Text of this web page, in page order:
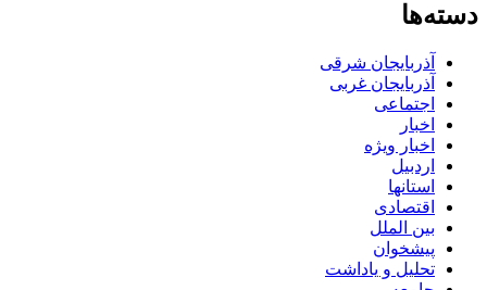
دسته‌ها
آذربایجان شرقی
آذربایجان غربی
اجتماعی
اخبار
اخبار ویژه
اردبیل
استانها
اقتصادی
بین الملل
پیشخوان
تحلیل و یاداشت